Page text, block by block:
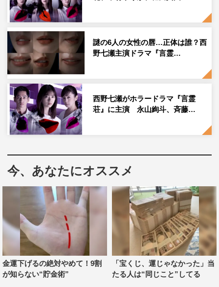
謎の6人の女性の唇…正体は誰？西
野七瀬主演ドラマ『言霊…
西野七瀬がホラードラマ『言霊
荘』に主演 永山絢斗、斉藤…
今、あなたにオススメ
金運下げるの絶対やめて！9割
が知らない“貯金術”
「宝くじ、運じゃなかった」当
たる人は“同じこと”してる